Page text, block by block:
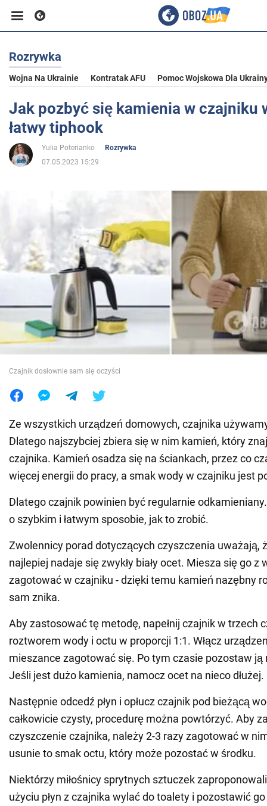
Biznes
Sport
Rozrywka
Społeczeństwo
Wojna na Ukrainie
Świat
Jedzenie
Rozrywka
Wojna Na Ukrainie Kontratak AFU Pomoc Wojskowa Dla
Jak pozbyć się kamienia w czajniku
łatwy tiphook
Yulia Poterianko
Rozrywka
07.05.2023 15:29
Czajnik dosłownie sam się oczyści
Ze wszystkich urządzeń domowych, czajnika
Dlatego najszybciej zbiera się w nim kamień, który
czajnika. Kamień osadza się na ściankach, przez co
więcej energii do pracy, a smak wody w czajniku jest
Dlatego czajnik powinien być regularnie
o szybkim i łatwym sposobie, jak to zrobić.
Zwolennicy porad dotyczących czyszczenia uważają,
najlepiej nadaje się zwykły biały ocet. Miesza się go z
zagotować w czajniku - dzięki temu kamień nazębny
sam znika.
Aby zastosować tę metodę, napełnij czajnik w trzech
roztworem wody i octu w proporcji 1:1. Włącz
mieszance zagotować się. Po tym czasie pozostaw ją
Jeśli jest dużo kamienia, namocz ocet na nieco dłużej.
Następnie odcedź płyn i opłucz czajnik pod bieżącą
całkowicie czysty, procedurę można powtórzyć. Aby
czyszczenie czajnika, należy 2-3 razy zagotować w
usunie to smak octu, który może pozostać w środku.
Niektórzy miłośnicy sprytnych sztuczek
użyciu płyn z czajnika wylać do toalety i pozostawić